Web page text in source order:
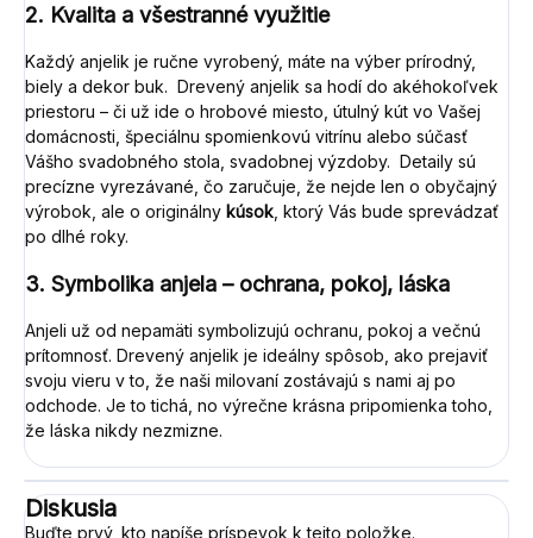
2. Kvalita a všestranné využitie
Každý anjelik je ručne vyrobený, máte na výber prírodný,
biely a dekor buk. Drevený anjelik sa hodí do akéhokoľvek
priestoru – či už ide o hrobové miesto, útulný kút vo Vašej
domácnosti, špeciálnu spomienkovú vitrínu alebo súčasť
Vášho svadobného stola, svadobnej výzdoby. Detaily sú
precízne vyrezávané, čo zaručuje, že nejde len o obyčajný
výrobok, ale o originálny kúsok, ktorý Vás bude sprevádzať
po dlhé roky.
3. Symbolika anjela – ochrana, pokoj, láska
Anjeli už od nepamäti symbolizujú ochranu, pokoj a večnú
prítomnosť. Drevený anjelik je ideálny spôsob, ako prejaviť
svoju vieru v to, že naši milovaní zostávajú s nami aj po
odchode. Je to tichá, no výrečne krásna pripomienka toho,
že láska nikdy nezmizne.
Diskusia
Buďte prvý, kto napíše príspevok k tejto položke.